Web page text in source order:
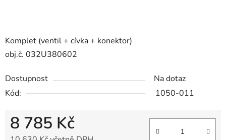
Komplet (ventil + cívka + konektor)
obj.č. 032U380602
Dostupnost
Na dotaz
Kód:
1050-011
8 785 Kč